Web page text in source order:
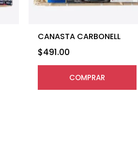
CANASTA CARBONELL
$491.00
COMPRAR